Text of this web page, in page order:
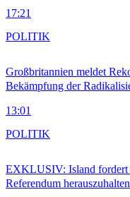
17:21
Großbritannien meldet
Bekämpfung der
13:01
POLITIK
EXKLUSIV: Island fordert
Referendum herauszuhalten
POLITIK